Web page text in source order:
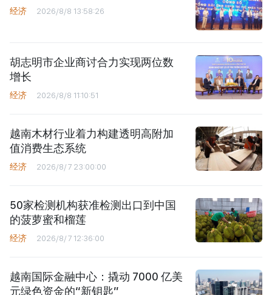
经济 2026/8/8 13:58:26
胡志明市企业商讨合力实现两位数
增长
经济 2026/8/8 11:10:51
越南木材行业着力构建透明高附加
值消费生态系统
经济 2026/8/7 23:00:00
50家检测机构获准检测出口到中国
的菠萝蜜和榴莲
经济 2026/8/7 12:36:00
越南国际金融中心：撬动 7000 亿美
元绿色资金的“新钥匙”